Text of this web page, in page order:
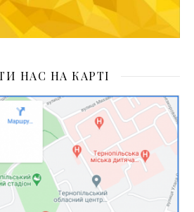
НАС НА КАРТІ